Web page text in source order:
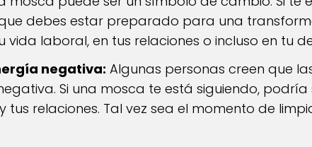
debes estar preparado para una
vida laboral, en tus relaciones o incluso en tu
negativa: Algunas personas creen que
Si una mosca te está siguiendo,
relaciones. Tal vez sea el momento de